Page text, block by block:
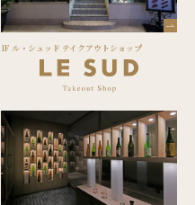
1F ル・シュッド テイクアウトショップ